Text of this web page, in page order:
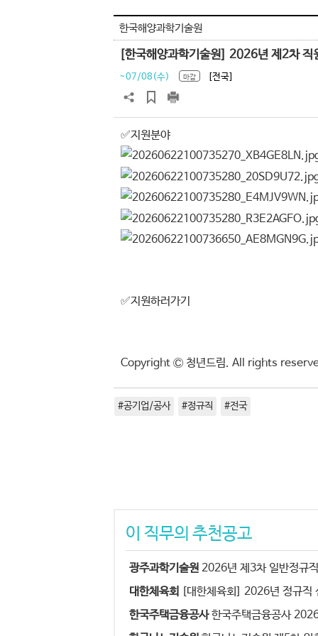
한국해양과학기술원
[한국해양과학기술원] 2026년 제2차 직
~07/08(수) 마감 [전국]
✅지원분야
✅지원하러가기
Copyright Ⓒ 청년드림. All rights
#공기업/공사 #정규직 #전국
이 직무의 추천공고
광주과학기술원 2026년 제3차 일반정규
대한체육회 [대한체육회] 2026년 정규직
한국주택금융공사한국주택금융공사